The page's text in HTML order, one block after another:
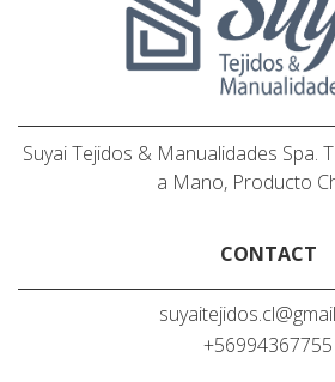
Suyai Tejidos & Manualidades Spa.
a Mano, Producto
CONTACT
+56994367755